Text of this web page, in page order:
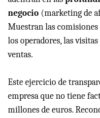
negocio (marketing de
Muestran las comisiones
los operadores, las
ventas.
Este ejercicio de
empresa que no tiene
millones de euros.